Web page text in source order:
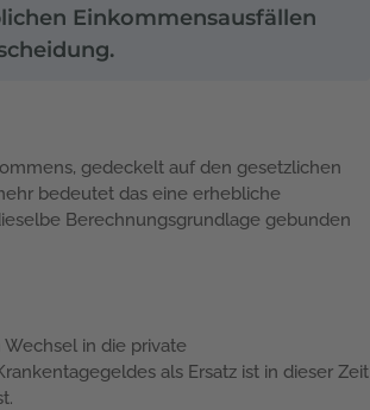
Einkommensausfällen
gedeckelt auf den gesetzlichen
bedeutet das eine erhebliche
Berechnungsgrundlage gebunden
in die private
als Ersatz ist in dieser Zeit